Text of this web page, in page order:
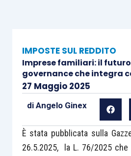
IMPOSTE SUL REDDITO
Imprese familiari: il futuro
governance che integra
27 Maggio 2025
di Angelo Ginex
È stata pubblicata sulla
26.5.2025, la L. 76/2025